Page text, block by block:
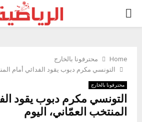
PRIMARY
Home
محترفونا بالخارج
التونسي مكرم دبوب يقود الفدائي أمام
محترفونا بالخارج
التونسي مكرم دبوب يقود
المنتخب العمّاني، اليوم